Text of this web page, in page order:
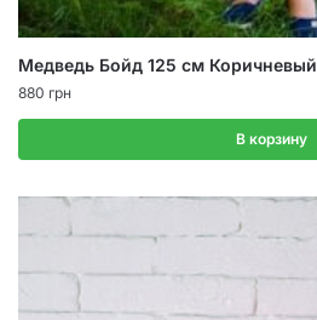
Медведь Бойд 125 см Коричневый
880 грн
В корзину